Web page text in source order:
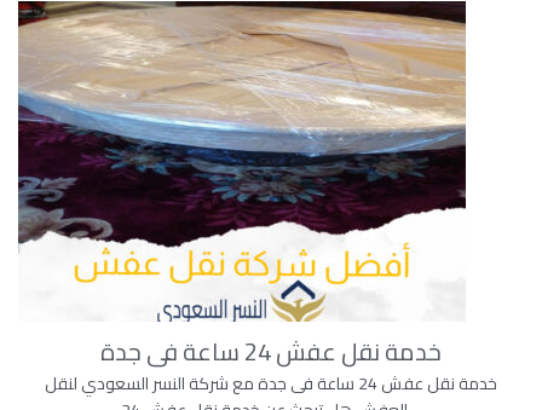
خدمة نقل عفش 24 ساعة فى جدة
خدمة نقل عفش 24 ساعة فى جدة مع شركة النسر السعودي لنقل